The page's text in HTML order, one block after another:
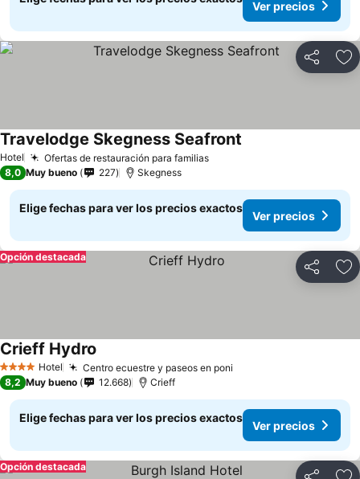
Ver precios
Compartir
Hotel Ofertas de restauración para familias
Travelodge Skegness Seafront
8,0 Muy bueno 227 Skegness
Elige fechas para ver los precios exactos
Ver precios
Compartir
Opción destacada
4 EstrellasHotel Centro ecuestre y paseos en poni
Crieff Hydro
8,2 Muy bueno 12.668 Crieff
Elige fechas para ver los precios exactos
Ver precios
Opción destacada